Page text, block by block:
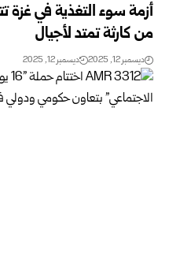
أزمة سوء التغذية في غزة
من كارثة تمتد لأجيال
ديسمبر 12, 2025 ديسمبر 12, 2025